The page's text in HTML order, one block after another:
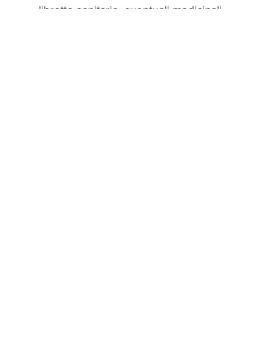
libretto sanitario, eventuali medicinali